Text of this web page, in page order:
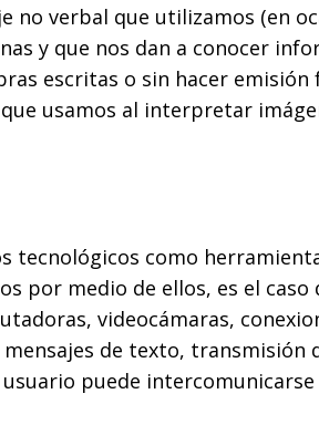
no verbal que utilizamos (en
y que nos dan a conocer
escritas o sin hacer
usamos al interpretar
tecnológicos como
por medio de ellos, es el
videocámaras,
de texto, transmisión
puede